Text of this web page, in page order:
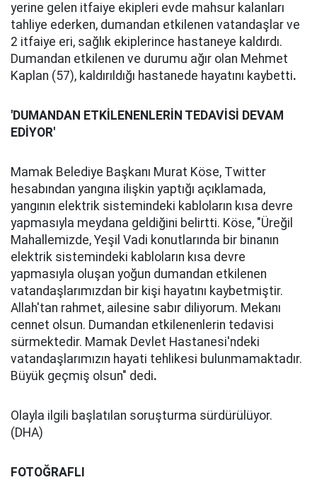
yerine gelen itfaiye ekipleri evde mahsur kalanları
tahliye ederken, dumandan etkilenen vatandaşlar ve
2 itfaiye eri, sağlık ekiplerince hastaneye kaldırdı.
Dumandan etkilenen ve durumu ağır olan Mehmet
Kaplan (57), kaldırıldığı hastanede hayatını kaybetti.
'DUMANDAN ETKİLENENLERİN TEDAVİSİ DEVAM
EDİYOR'
Mamak Belediye Başkanı Murat Köse, Twitter
hesabından yangına ilişkin yaptığı açıklamada,
yangının elektrik sistemindeki kabloların kısa devre
yapmasıyla meydana geldiğini belirtti. Köse, "Üreğil
Mahallemizde, Yeşil Vadi konutlarında bir binanın
elektrik sistemindeki kabloların kısa devre
yapmasıyla oluşan yoğun dumandan etkilenen
vatandaşlarımızdan bir kişi hayatını kaybetmiştir.
Allah'tan rahmet, ailesine sabır diliyorum. Mekanı
cennet olsun. Dumandan etkilenenlerin tedavisi
sürmektedir. Mamak Devlet Hastanesi'ndeki
vatandaşlarımızın hayati tehlikesi bulunmamaktadır.
Büyük geçmiş olsun" dedi.
Olayla ilgili başlatılan soruşturma sürdürülüyor.
(DHA)
FOTOĞRAFLI